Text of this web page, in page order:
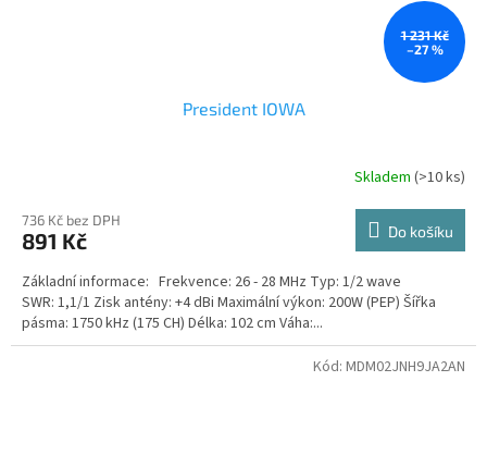
1 231 Kč
–27 %
President IOWA
produktu
je
z
5
hvězdiček.
Skladem(>10 ks)
736 Kč bez DPH
891 Kč Do košíku
Základní informace: Frekvence: 26 - 28 MHz Typ: 1/2 wave
SWR: 1,1/1 Zisk antény: +4 dBi Maximální výkon: 200W (PEP) Šířka
pásma: 1750 kHz (175 CH) Délka: 102 cm Váha:...
Kód: MDM02JNH9JA2AN